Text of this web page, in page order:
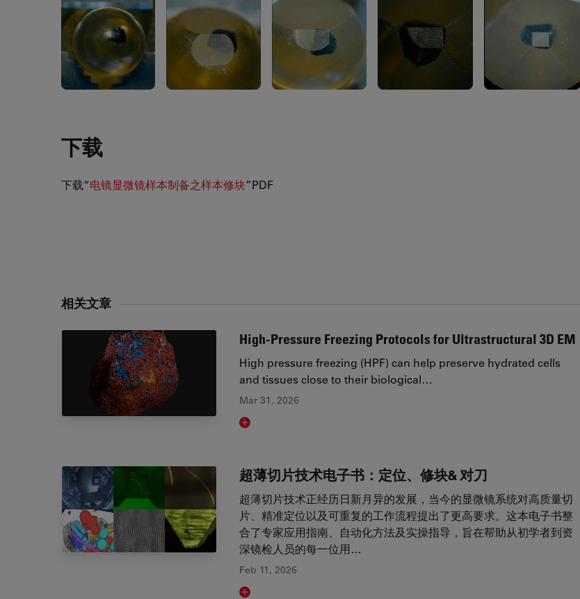
下载
下载“电镜显微镜样本制备之样本修块”PDF
相关文章
High-Pressure Freezing Protocols for Ultrastructural 3D EM
High pressure freezing (HPF) can help preserve hydrated cells
and tissues close to their biological…
Mar 31, 2026
Read article
超薄切片技术电子书：定位、修块& 对刀
超薄切片技术正经历日新月异的发展，当今的显微镜系统对高质量切
片、精准定位以及可重复的工作流程提出了更高要求。这本电子书整
合了专家应用指南、自动化方法及实操指导，旨在帮助从初学者到资
深镜检人员的每一位用…
Feb 11, 2026
Read article